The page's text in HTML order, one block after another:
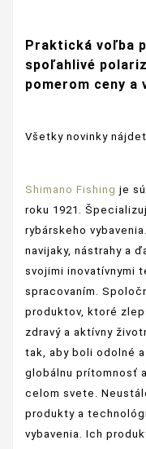
Praktická voľba
spoľahlivé
pomerom ceny a
Všetky novinky
Shimano Fishing je
roku 1921.
rybárskeho
navijaky, nástrahy a
svojimi inovatívnymi
spracovaním.
produktov, ktoré
zdravý a aktívny
tak, aby boli odolné
globálnu prítomnosť
celom svete.
produkty a
vybavenia. Ich